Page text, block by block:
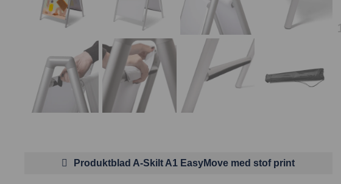
Produktblad A-Skilt A1 EasyMove med stof print